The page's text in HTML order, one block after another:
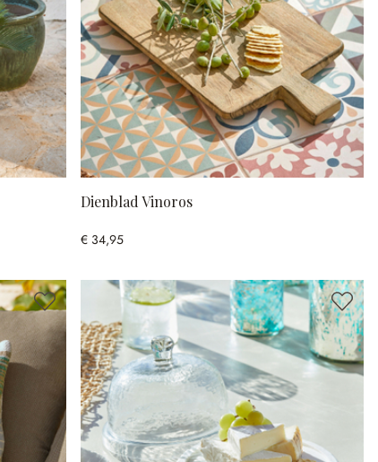
Dienblad Vinoros
€ 34,95